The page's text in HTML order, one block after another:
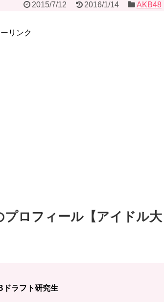
2015/7/12 2016/1/14 AKB48
リンク
ロフィール【アイドル大
ラフト研究生